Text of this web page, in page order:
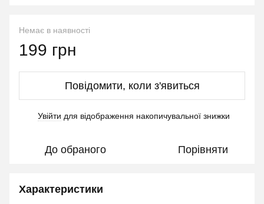
Немає в наявності
199 грн
Повідомити, коли з'явиться
Увійти для відображення накопичувальної знижки
До обраного Порівняти
Характеристики